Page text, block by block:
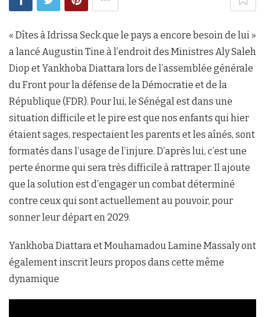
« Dîtes à Idrissa Seck que le pays a encore besoin de lui »
a lancé Augustin Tine à l’endroit des Ministres Aly Saleh
Diop et Yankhoba Diattara lors de l’assemblée générale
du Front pour la défense de la Démocratie et de la
République (FDR). Pour lui, le Sénégal est dans une
situation difficile et le pire est que nos enfants qui hier
étaient sages, respectaient les parents et les aînés, sont
formatés dans l’usage de l’injure. D’après lui, c’est une
perte énorme qui sera très difficile à rattraper. Il ajoute
que la solution est d’engager un combat déterminé
contre ceux qui sont actuellement au pouvoir, pour
sonner leur départ en 2029.
Yankhoba Diattara et Mouhamadou Lamine Massaly ont
également inscrit leurs propos dans cette même
dynamique